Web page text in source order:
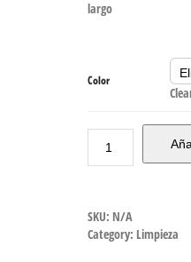
largo
Color
SKU: N/A
Category: Limpieza